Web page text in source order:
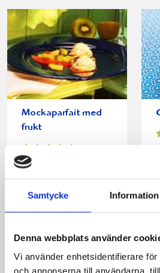
Samtycke Information
Denna webbplats använder
Vi använder enhetsidentifierare
Mockaparfait med
frukt